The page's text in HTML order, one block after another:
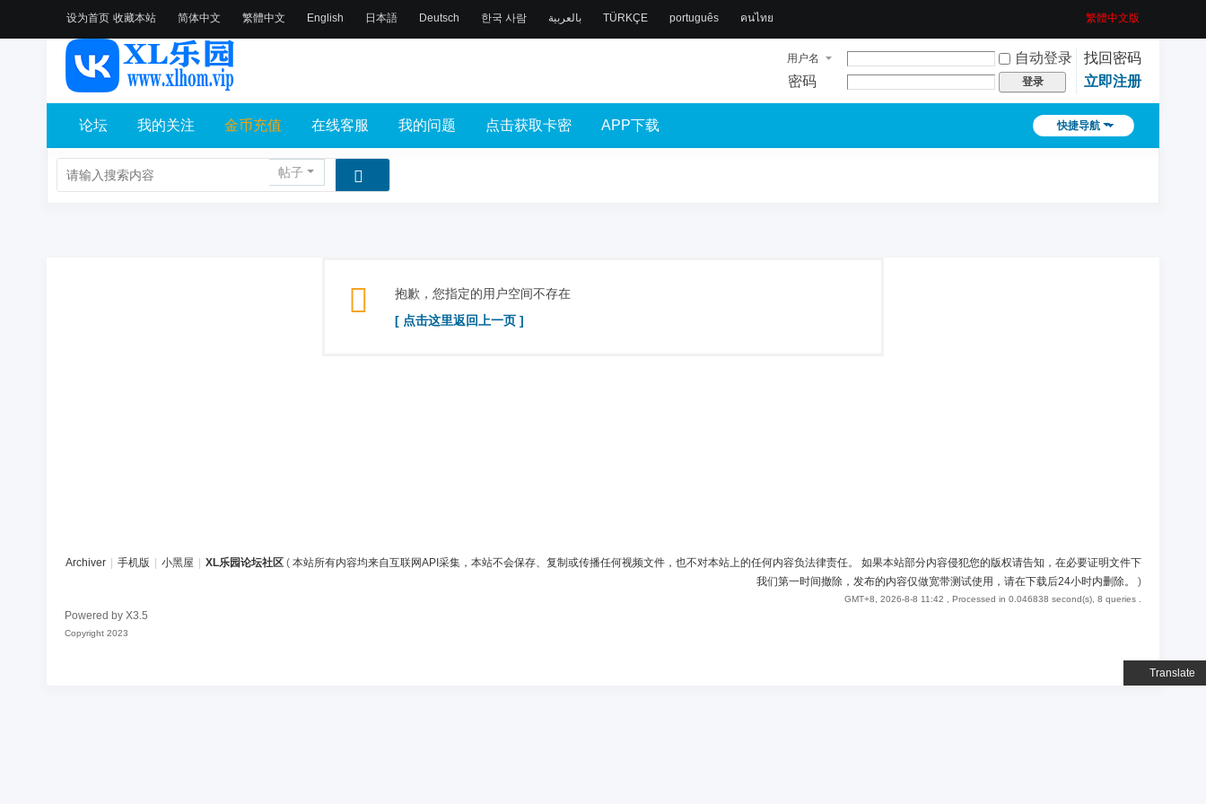
设为首页 收藏本站
Translate
简体中文 繁體中文 English 日本語 Deutsch 한국 사람 بالعربية TÜRKÇE português คนไทย 繁體中文版
用户名 自动登录
找回密码
密码
登录 立即注册
快捷导航
论坛 我的关注 金币充值 在线客服 我的问题 点击获取卡密 APP下载
帖子
抱歉，您指定的用户空间不存在
[ 点击这里返回上一页 ]
Archiver 手机版 小黑屋 XL乐园论坛社区 ( 本站所有内容均来自互联网API采集，本站不会保存、复制或传播任何视频文件，也不对本站上的任何内容负法律责任。 如果本站部分内容侵犯您的版权请告知，在必要证明文件下
我们第一时间撤除，发布的内容仅做宽带测试使用，请在下载后24小时内删除。
)
GMT+8, 2026-8-8 11:42 , Processed in 0.046838 second(s), 8 queries .
Powered by X3.5
Copyright 2023